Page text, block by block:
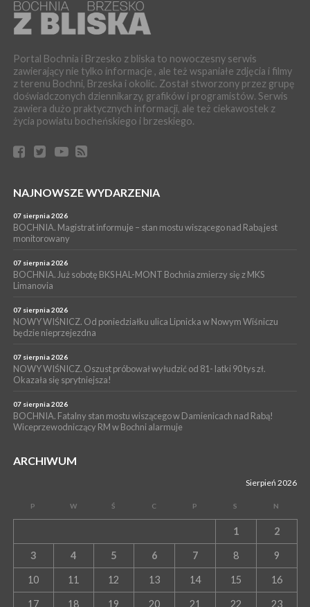
LIPNICA MUROWANA. Oddaj krew, pomóż potrzebującym!
KULTURA
Kopalni Soli Bochnia
WYDARZENIA
06 sierpnia 2026
BRZESKO. Lepsze warunki dla strażaków z OSP Okocim!
06 sierpnia 2026
BORZĘCIN. Już w najbliższy weekend XIX Borzęckie Święto
PIELGRZYMKA 2026
Z BOCHNI NA JASNĄ GÓRĘ. Drugi dzień wędrówki [ZDJĘCIA]
WYDARZENIA
NASZ NEWS. Powstał Komitet Ochrony Ładu
Przestrzennego Miasta Bochnia. To odpowiedź na działania
magistratu
Portal Bochnia i Brzesko z bliska to nowoczesny serwis
zawierający nie tylko informacje , ale też wspaniałe zdjęcia i filmy
z terenu Bochni, Brzeska i okolic. Został stworzony przez grupę
doświadczonych dziennikarzy, grafików i programistów. Serwis
zawiera dużo praktycznych informacji, ale też ciekawostek z
życia powiatu bocheńskiego i brzeskiego.
NAJNOWSZE WYDARZENIA
07 sierpnia 2026
BOCHNIA. Magistrat informuje – stan mostu wiszącego nad Rabą jest
monitorowany
07 sierpnia 2026
BOCHNIA. Już sobotę BKS HAL-MONT Bochnia zmierzy się z MKS
Limanovia
07 sierpnia 2026
NOWY WIŚNICZ. Od poniedziałku ulica Lipnicka w Nowym Wiśniczu
będzie nieprzejezdna
07 sierpnia 2026
NOWY WIŚNICZ. Oszust próbował wyłudzić od 81- latki 90 tys zł.
Okazała się sprytniejsza!
07 sierpnia 2026
BOCHNIA. Fatalny stan mostu wiszącego w Damienicach nad Rabą!
Wiceprzewodniczący RM w Bochni alarmuje
ARCHIWUM
Sierpień 2026
P W Ś C P S N
1 2
3 4 5 6 7 8 9
10 11 12 13 14 15 16
17 18 19 20 21 22 23